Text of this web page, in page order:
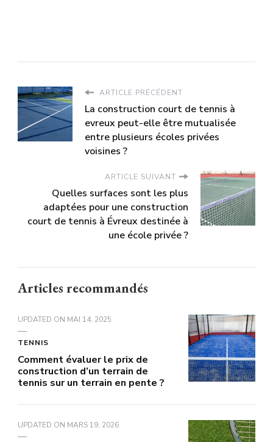
ARTICLE PRÉCÉDENT
La construction court de tennis à
evreux peut-elle être mutualisée
entre plusieurs écoles privées
voisines ?
ARTICLE SUIVANT
Quelles surfaces sont les plus
adaptées pour une construction
court de tennis à Évreux destinée à
une école privée ?
Articles recommandés
UPDATED ON MAI 14, 2025
TENNIS
Comment évaluer le prix de
construction d’un terrain de
tennis sur un terrain en pente ?
UPDATED ON MARS 19, 2026